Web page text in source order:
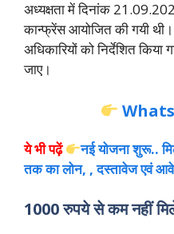
अध्यक्षता में दिनांक
कान्फ्रेंस आयोजित की गयी
अधिकारियों को निर्देशित किया
जाए।
ये भी पढ़ें
नई योजना शुरू..
तक का लोन, , दस्तावेज एवं
1000 रुपये से कम नहीं